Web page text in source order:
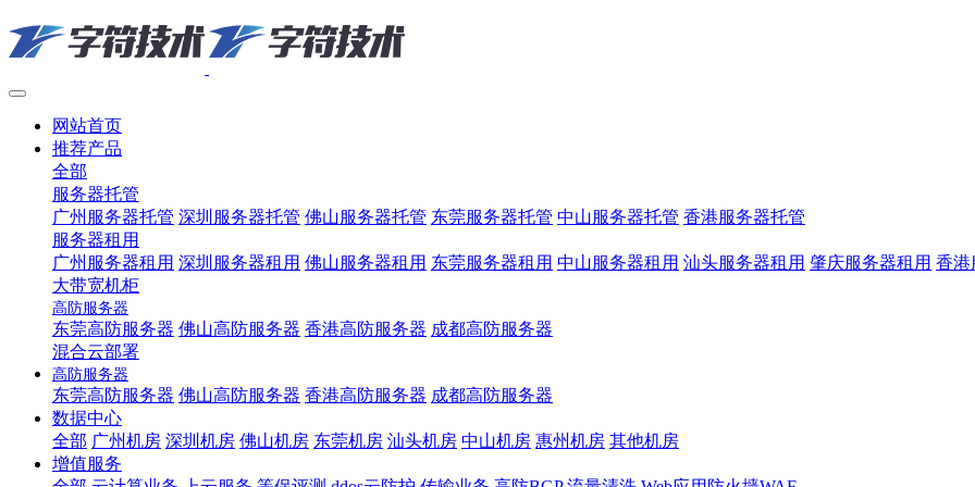
网站首页
推荐产品
全部
服务器托管
广州服务器托管 深圳服务器托管 佛山服务器托管 东莞服务器托管 中山服务器托管 香港服务器托管
服务器租用
广州服务器租用 深圳服务器租用 佛山服务器租用 东莞服务器租用 中山服务器租用 汕头服务器租用 肇庆服务器租用 香港
大带宽机柜
高防服务器
东莞高防服务器 佛山高防服务器 香港高防服务器 成都高防服务器
混合云部署
高防服务器
东莞高防服务器 佛山高防服务器 香港高防服务器 成都高防服务器
数据中心
全部 广州机房 深圳机房 佛山机房 东莞机房 汕头机房 中山机房 惠州机房 其他机房
增值服务